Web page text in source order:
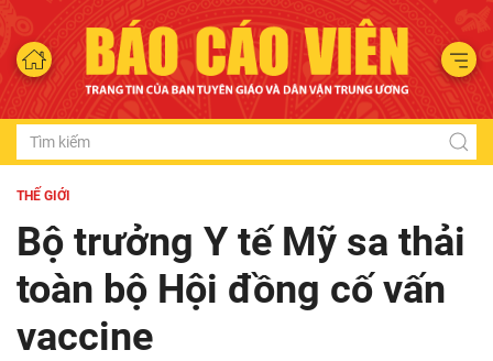
THẾ GIỚI
Bộ trưởng Y tế Mỹ sa thải
toàn bộ Hội đồng cố vấn
vaccine